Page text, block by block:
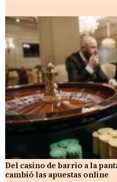
Del casino de barrio a la
cambió las apuestas online